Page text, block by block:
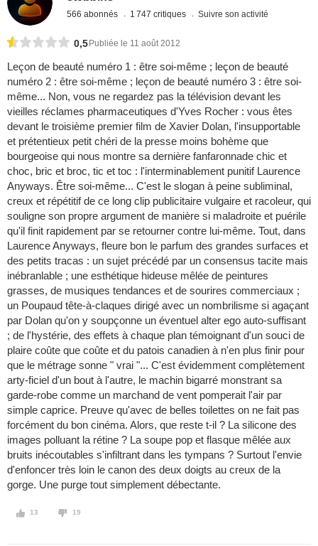
566 abonnés 1 747 critiques Suivre son activité
0,5 Publiée le 11 août 2012
Leçon de beauté numéro 1 : être soi-même ; leçon de beauté
numéro 2 : être soi-même ; leçon de beauté numéro 3 : être soi-
même... Non, vous ne regardez pas la télévision devant les
vieilles réclames pharmaceutiques d'Yves Rocher : vous êtes
devant le troisième premier film de Xavier Dolan, l'insupportable
et prétentieux petit chéri de la presse moins bohème que
bourgeoise qui nous montre sa dernière fanfaronnade chic et
choc, bric et broc, tic et toc : l'interminablement punitif Laurence
Anyways. Être soi-même... C'est le slogan à peine subliminal,
creux et répétitif de ce long clip publicitaire vulgaire et racoleur, qui
souligne son propre argument de manière si maladroite et puérile
qu'il finit rapidement par se retourner contre lui-même. Tout, dans
Laurence Anyways, fleure bon le parfum des grandes surfaces et
des petits tracas : un sujet précédé par un consensus tacite mais
inébranlable ; une esthétique hideuse mêlée de peintures
grasses, de musiques tendances et de sourires commerciaux ;
un Poupaud tête-à-claques dirigé avec un nombrilisme si agaçant
par Dolan qu'on y soupçonne un éventuel alter ego auto-suffisant
; de l'hystérie, des effets à chaque plan témoignant d'un souci de
plaire coûte que coûte et du patois canadien à n'en plus finir pour
que le métrage sonne " vrai "... C'est évidemment complètement
arty-ficiel d'un bout à l'autre, le machin bigarré monstrant sa
garde-robe comme un marchand de vent pomperait l'air par
simple caprice. Preuve qu'avec de belles toilettes on ne fait pas
forcément du bon cinéma. Alors, que reste t-il ? La silicone des
images polluant la rétine ? La soupe pop et flasque mêlée aux
bruits inécoutables s'infiltrant dans les tympans ? Surtout l'envie
d'enfoncer très loin le canon des deux doigts au creux de la
gorge. Une purge tout simplement débectante.
13 19